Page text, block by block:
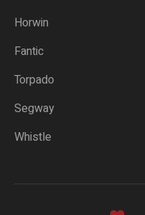
Horwin
Fantic
Torpado
Segway
Whistle